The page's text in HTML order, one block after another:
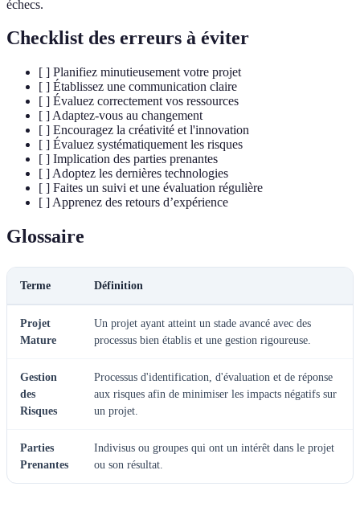
échecs.
Checklist des erreurs à éviter
[ ] Planifiez minutieusement votre projet
[ ] Établissez une communication claire
[ ] Évaluez correctement vos ressources
[ ] Adaptez-vous au changement
[ ] Encouragez la créativité et l'innovation
[ ] Évaluez systématiquement les risques
[ ] Implication des parties prenantes
[ ] Adoptez les dernières technologies
[ ] Faites un suivi et une évaluation régulière
[ ] Apprenez des retours d’expérience
Glossaire
Terme Définition
Projet
Mature
Un projet ayant atteint un stade avancé avec des
processus bien établis et une gestion rigoureuse.
Gestion
des
Risques
Processus d'identification, d'évaluation et de réponse
aux risques afin de minimiser les impacts négatifs sur
un projet.
Parties
Prenantes
Indivisus ou groupes qui ont un intérêt dans le projet
ou son résultat.